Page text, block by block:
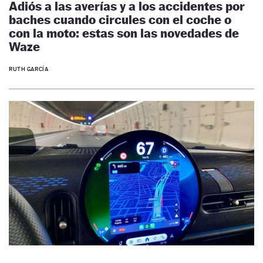
Adiós a las averías y a los accidentes por
baches cuando circules con el coche o
con la moto: estas son las novedades de
Waze
RUTH GARCÍA